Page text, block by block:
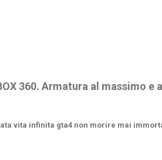
360. Armatura al massimo e
vita infinita gta4 non morire mai